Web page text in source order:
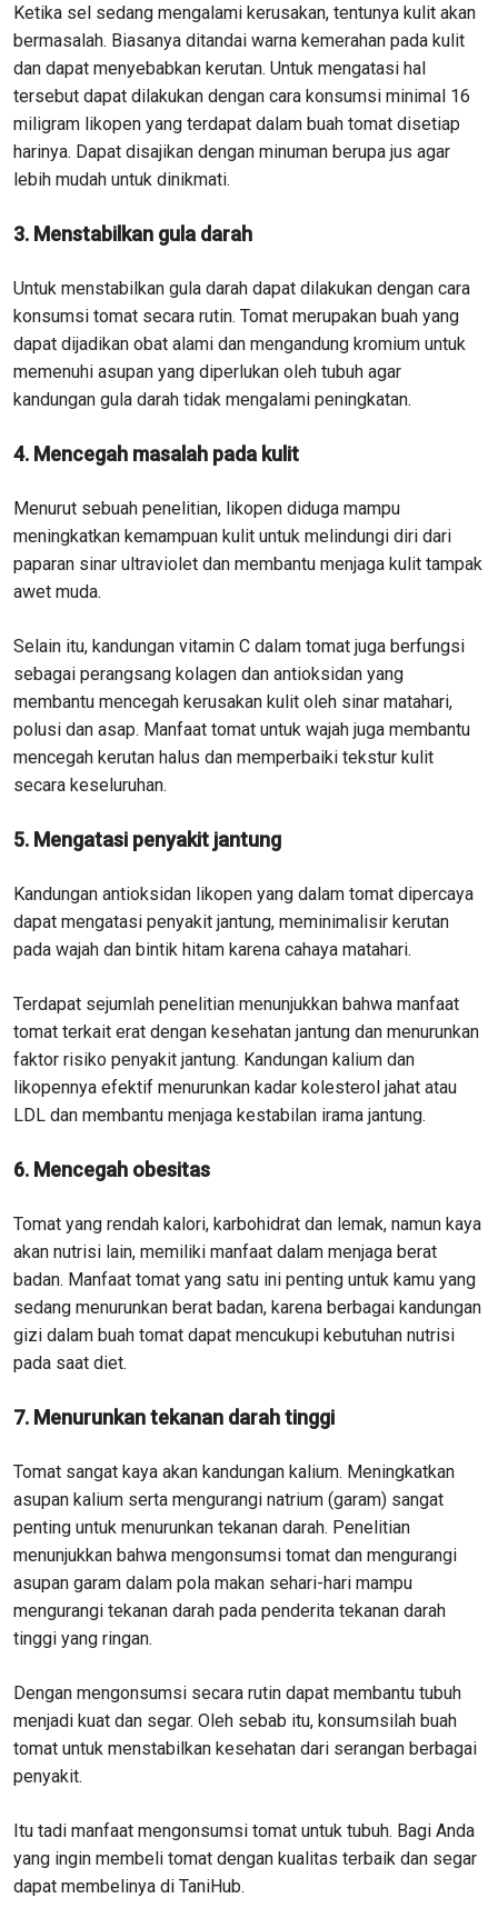
Ketika sel sedang mengalami kerusakan, tentunya kulit akan
bermasalah. Biasanya ditandai warna kemerahan pada kulit
dan dapat menyebabkan kerutan. Untuk mengatasi hal
tersebut dapat dilakukan dengan cara konsumsi minimal 16
miligram likopen yang terdapat dalam buah tomat disetiap
harinya. Dapat disajikan dengan minuman berupa jus agar
lebih mudah untuk dinikmati.
3. Menstabilkan gula darah
Untuk menstabilkan gula darah dapat dilakukan dengan cara
konsumsi tomat secara rutin. Tomat merupakan buah yang
dapat dijadikan obat alami dan mengandung kromium untuk
memenuhi asupan yang diperlukan oleh tubuh agar
kandungan gula darah tidak mengalami peningkatan.
4. Mencegah masalah pada kulit
Menurut sebuah penelitian, likopen diduga mampu
meningkatkan kemampuan kulit untuk melindungi diri dari
paparan sinar ultraviolet dan membantu menjaga kulit tampak
awet muda.
Selain itu, kandungan vitamin C dalam tomat juga berfungsi
sebagai perangsang kolagen dan antioksidan yang
membantu mencegah kerusakan kulit oleh sinar matahari,
polusi dan asap. Manfaat tomat untuk wajah juga membantu
mencegah kerutan halus dan memperbaiki tekstur kulit
secara keseluruhan.
5. Mengatasi penyakit jantung
Kandungan antioksidan likopen yang dalam tomat dipercaya
dapat mengatasi penyakit jantung, meminimalisir kerutan
pada wajah dan bintik hitam karena cahaya matahari.
Terdapat sejumlah penelitian menunjukkan bahwa manfaat
tomat terkait erat dengan kesehatan jantung dan menurunkan
faktor risiko penyakit jantung. Kandungan kalium dan
likopennya efektif menurunkan kadar kolesterol jahat atau
LDL dan membantu menjaga kestabilan irama jantung.
6. Mencegah obesitas
Tomat yang rendah kalori, karbohidrat dan lemak, namun kaya
akan nutrisi lain, memiliki manfaat dalam menjaga berat
badan. Manfaat tomat yang satu ini penting untuk kamu yang
sedang menurunkan berat badan, karena berbagai kandungan
gizi dalam buah tomat dapat mencukupi kebutuhan nutrisi
pada saat diet.
7. Menurunkan tekanan darah tinggi
Tomat sangat kaya akan kandungan kalium. Meningkatkan
asupan kalium serta mengurangi natrium (garam) sangat
penting untuk menurunkan tekanan darah. Penelitian
menunjukkan bahwa mengonsumsi tomat dan mengurangi
asupan garam dalam pola makan sehari-hari mampu
mengurangi tekanan darah pada penderita tekanan darah
tinggi yang ringan.
Dengan mengonsumsi secara rutin dapat membantu tubuh
menjadi kuat dan segar. Oleh sebab itu, konsumsilah buah
tomat untuk menstabilkan kesehatan dari serangan berbagai
penyakit.
Itu tadi manfaat mengonsumsi tomat untuk tubuh. Bagi Anda
yang ingin membeli tomat dengan kualitas terbaik dan segar
dapat membelinya di TaniHub.